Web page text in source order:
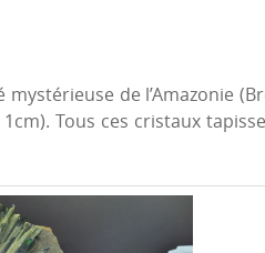
de l’Amazonie
Tous ces cristaux